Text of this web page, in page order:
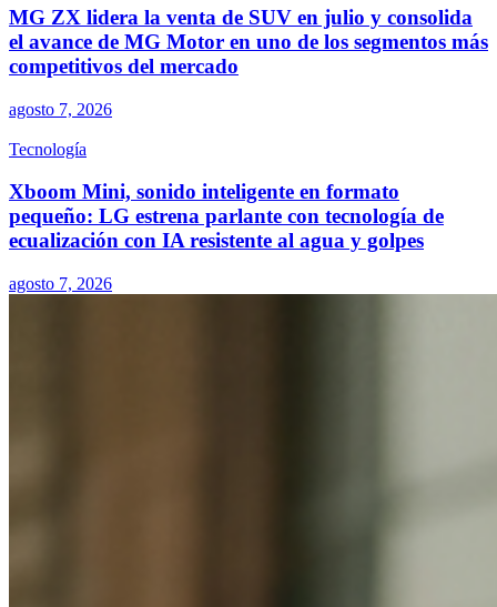
MG ZX lidera la venta de SUV en julio y consolida
el avance de MG Motor en uno de los segmentos más
competitivos del mercado
agosto 7, 2026
Tecnología
Xboom Mini, sonido inteligente en formato
pequeño: LG estrena parlante con tecnología de
ecualización con IA resistente al agua y golpes
agosto 7, 2026